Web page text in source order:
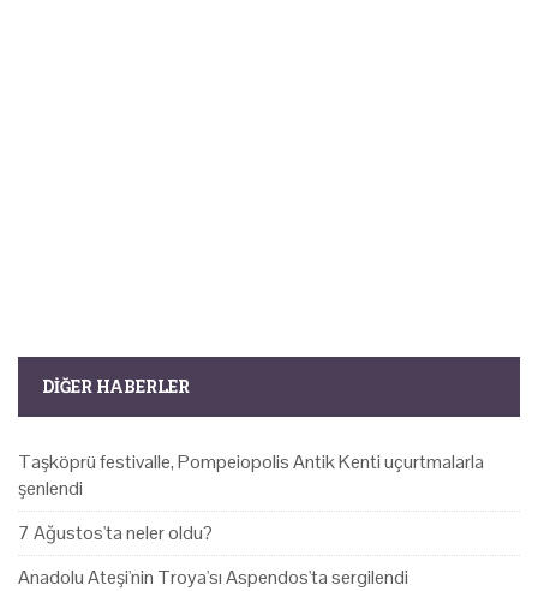
DIĞER HABERLER
Taşköprü festivalle, Pompeiopolis Antik Kenti uçurtmalarla
şenlendi
7 Ağustos'ta neler oldu?
Anadolu Ateşi'nin Troya'sı Aspendos'ta sergilendi